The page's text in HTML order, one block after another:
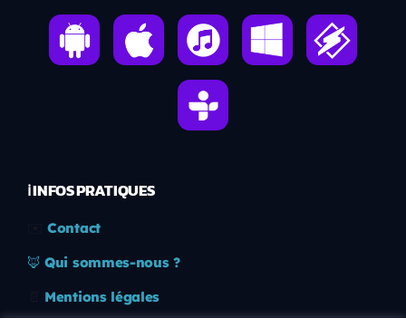
ℹ️ INFOS PRATIQUES
Contact
🦊 Qui sommes-nous ?
Mentions légales